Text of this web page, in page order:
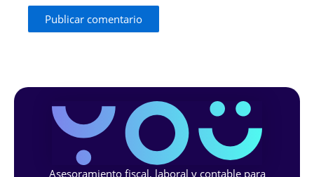
Asesoramiento fiscal, laboral y contable para